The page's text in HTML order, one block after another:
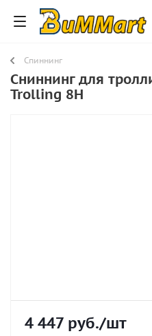
Спиннинг
Сниннинг для
Trolling 8H
4 447 руб./шт